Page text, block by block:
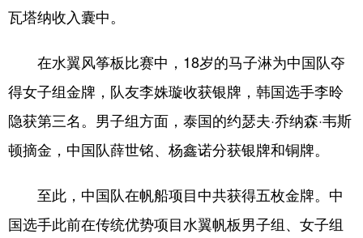
瓦塔纳收入囊中。
在水翼风筝板比赛中，18岁的马子淋为中国队夺
得女子组金牌，队友李姝璇收获银牌，韩国选手李昤
隐获第三名。男子组方面，泰国的约瑟夫·乔纳森·韦斯
顿摘金，中国队薛世铭、杨鑫诺分获银牌和铜牌。
至此，中国队在帆船项目中共获得五枚金牌。中
国选手此前在传统优势项目水翼帆板男子组、女子组